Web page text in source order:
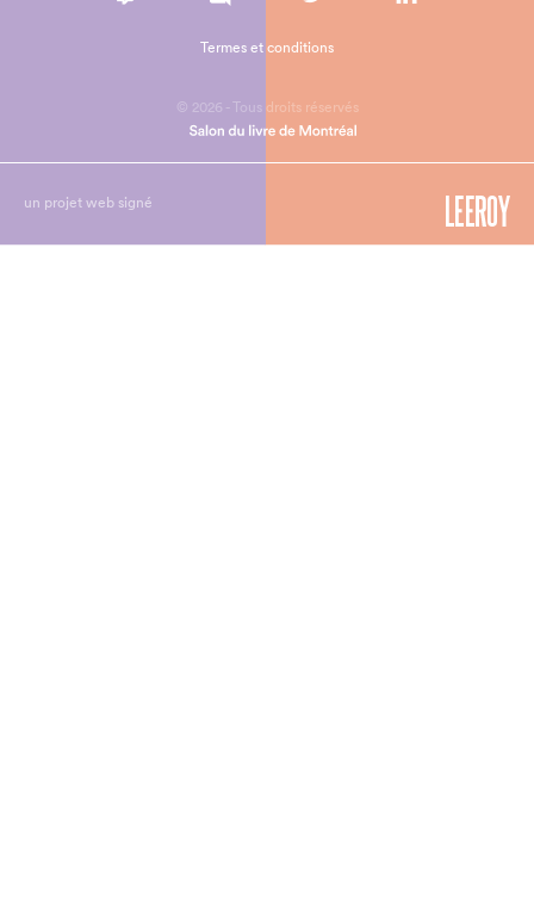
© 2026 - Tous droits réservés
Termes et conditions
un projet web signé